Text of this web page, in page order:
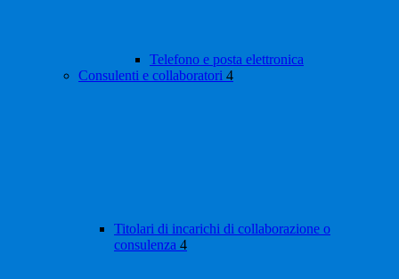
Telefono e posta elettronica
Consulenti e collaboratori 4
Titolari di incarichi di collaborazione o
consulenza 4